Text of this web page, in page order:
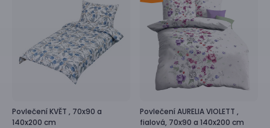
PovlečeníKVĚT , 70x90 a
140x200 cm
PovlečeníAURELIA VIOLETT ,
fialová, 70x90 a 140x200 cm